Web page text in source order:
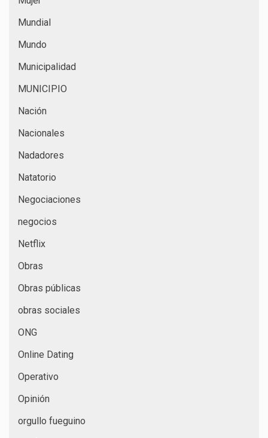
Mundial
Mundo
Municipalidad
MUNICIPIO
Nación
Nacionales
Nadadores
Natatorio
Negociaciones
negocios
Netflix
Obras
Obras públicas
obras sociales
ONG
Online Dating
Operativo
Opinión
orgullo fueguino